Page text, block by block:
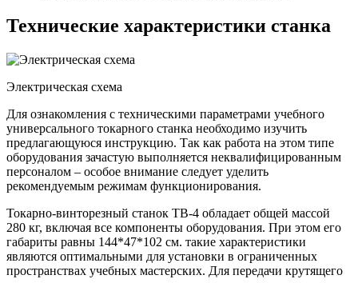
Технические характеристики станка
Электрическая схема
Для ознакомления с техническими параметрами учебного
универсального токарного станка необходимо изучить
предлагающуюся инструкцию. Так как работа на этом типе
оборудования зачастую выполняется неквалифицированным
персоналом – особое внимание следует уделить
рекомендуемым режимам функционирования.
Токарно-винторезный станок ТВ-4 обладает общей массой
280 кг, включая все компоненты оборудования. При этом его
габариты равны 144*47*102 см. такие характеристики
являются оптимальными для установки в ограниченных
пространствах учебных мастерских. Для передачи крутящего